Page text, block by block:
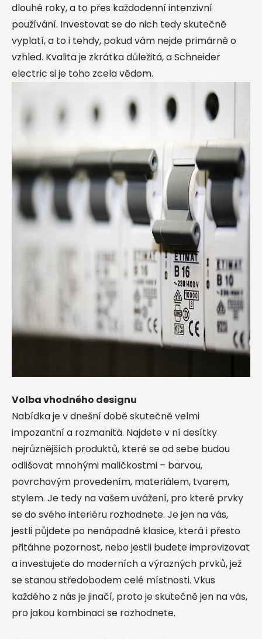
dlouhé roky, a to přes každodenní intenzivní
používání. Investovat se do nich tedy skutečně
vyplatí, a to i tehdy, pokud vám nejde primárně o
vzhled. Kvalita je zkrátka důležitá, a Schneider
electric si je toho zcela vědom.
Volba vhodného designu
Nabídka je v dnešní době skutečně velmi
impozantní a rozmanitá. Najdete v ní desítky
nejrůznějších produktů, které se od sebe budou
odlišovat mnohými maličkostmi – barvou,
povrchovým provedením, materiálem, tvarem,
stylem. Je tedy na vašem uvážení, pro které prvky
se do svého interiéru rozhodnete. Je jen na vás,
jestli půjdete po nenápadné klasice, která i přesto
přitáhne pozornost, nebo jestli budete improvizovat
a investujete do moderních a výrazných prvků, jež
se stanou středobodem celé místnosti. Vkus
každého z nás je jinačí, proto je skutečně jen na vás,
pro jakou kombinaci se rozhodnete.